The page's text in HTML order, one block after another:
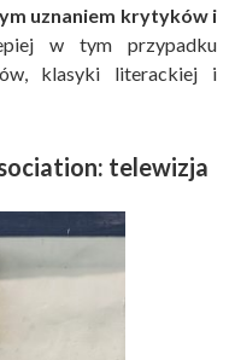
uznaniem krytyków i
w tym przypadku
klasyki literackiej i
telewizja